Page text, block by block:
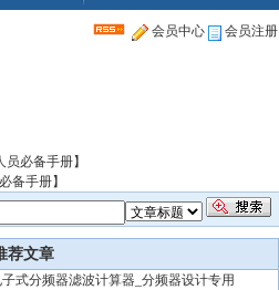
会员中心 会员注册
必备手册】
备手册】
荐文章
子式分频器滤波计算器_分频器设计专用